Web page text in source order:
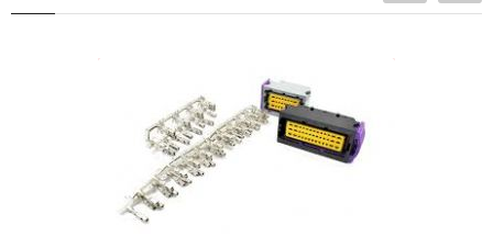
ECU Master EMU Black Connectors
and Terminals